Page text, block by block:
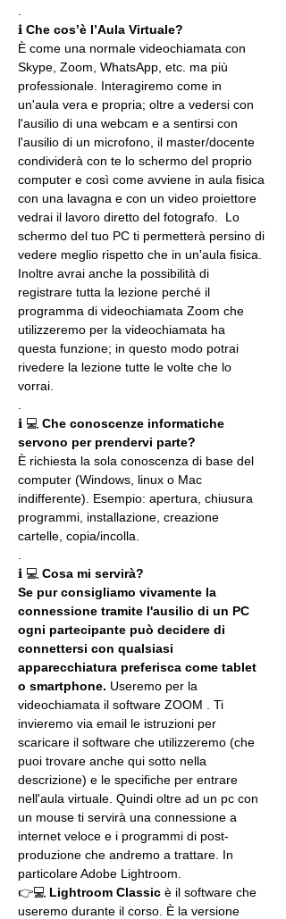
ℹ Che cos’è l’Aula Virtuale?
È come una normale videochiamata con
Skype, Zoom, WhatsApp, etc. ma più
professionale. Interagiremo come in
un'aula vera e propria; oltre a vedersi con
l'ausilio di una webcam e a sentirsi con
l'ausilio di un microfono, il master/docente
condividerà con te lo schermo del proprio
computer e così come avviene in aula fisica
con una lavagna e con un video proiettore
vedrai il lavoro diretto del fotografo.  Lo
schermo del tuo PC ti permetterà persino di
vedere meglio rispetto che in un'aula fisica.
Inoltre avrai anche la possibilità di
registrare tutta la lezione perché il
programma di videochiamata Zoom che
utilizzeremo per la videochiamata ha
questa funzione; in questo modo potrai
rivedere la lezione tutte le volte che lo
vorrai.
ℹ 💻 Che conoscenze informatiche
servono per prendervi parte?
È richiesta la sola conoscenza di base del
computer (Windows, linux o Mac
indifferente). Esempio: apertura, chiusura
programmi, installazione, creazione
cartelle, copia/incolla.
ℹ 💻 Cosa mi servirà?
Se pur consigliamo vivamente la
connessione tramite l'ausilio di un PC
ogni partecipante può decidere di
connettersi con qualsiasi
apparecchiatura preferisca come tablet
o smartphone. Useremo per la
videochiamata il software ZOOM . Ti
invieremo via email le istruzioni per
scaricare il software che utilizzeremo (che
puoi trovare anche qui sotto nella
descrizione) e le specifiche per entrare
nell'aula virtuale. Quindi oltre ad un pc con
un mouse ti servirà una connessione a
internet veloce e i programmi di post-
produzione che andremo a trattare. In
particolare Adobe Lightroom.
👉💻 Lightroom Classic è il software che
useremo durante il corso. È la versione